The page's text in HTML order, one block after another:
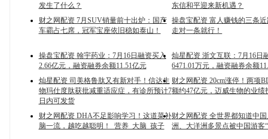
发生了什么？
东信和平迎来新机遇？
财之网配资 7月SUV销量前十出炉：国产
车霸占七席，冠军宝座依旧稳如泰山！
操盘宝配资 富人赚钱的三条
走对一条就行！
操盘宝配资 翰宇药业：7月16日融资买入
2.66亿元，融资融券余额11.51亿元
灿星配资 浙文互联：7月16日
6471.01万元，融资融券余额
灿星配资 司美格鲁肽又有新对手！信达生
物玛仕度肽获批减重适应症，有诊所预计7
日内可发货
财之网配资 20cm涨停！两项
额约47亿元，迈威生物的业绩
财之网配资 DHA不足影响学习！这道菜补
脑一流，越吃越聪明！_营养_大脑_孩子
财之网配资 全世界都知道中
洲、大洋洲多景点被中国游客